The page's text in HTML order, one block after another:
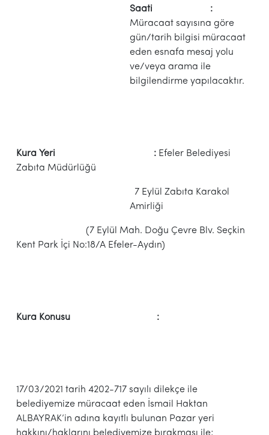
Saati :
Müracaat sayısına göre
gün/tarih bilgisi müracaat
eden esnafa mesaj yolu
ve/veya arama ile
bilgilendirme yapılacaktır.
Kura Yeri : Efeler Belediyesi
Zabıta Müdürlüğü
7 Eylül Zabıta Karakol
Amirliği
(7 Eylül Mah. Doğu Çevre Blv. Seçkin
Kent Park İçi No:18/A Efeler-Aydın)
Kura Konusu :
17/03/2021 tarih 4202-717 sayılı dilekçe ile
belediyemize müracaat eden İsmail Haktan
ALBAYRAK’in adına kayıtlı bulunan Pazar yeri
hakkını/haklarını belediyemize bırakması ile;